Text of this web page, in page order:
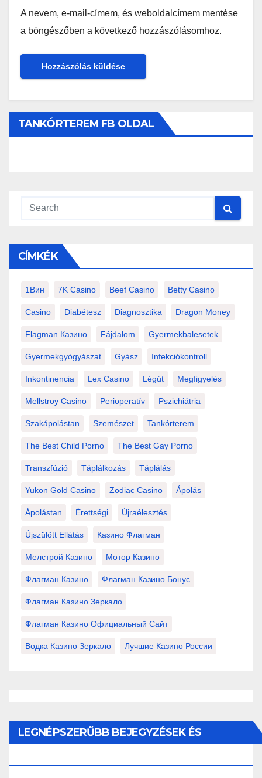
A nevem, e-mail-címem, és weboldalcímem mentése
a böngészőben a következő hozzászólásomhoz.
TANKÓRTEREM FB OLDAL
CÍMKÉK
1Вин 7K Casino Beef Casino Betty Casino
Casino Diabétesz Diagnosztika Dragon Money
Flagman Казино Fájdalom Gyermekbalesetek
Gyermekgyógyászat Gyász Infekciókontroll
Inkontinencia Lex Casino Légút Megfigyelés
Mellstroy Casino Perioperatív Pszichiátria
Szakápolástan Szemészet Tankórterem
The Best Child Porno The Best Gay Porno
Transzfúzió Táplálkozás Táplálás
Yukon Gold Casino Zodiac Casino Ápolás
Ápolástan Érettségi Újraélesztés
Újszülött Ellátás Казино Флагман
Мелстрой Казино Мотор Казино
Флагман Казино Флагман Казино Бонус
Флагман Казино Зеркало
Флагман Казино Официальный Сайт
Водка Казино Зеркало Лучшие Казино России
LEGNÉPSZERŰBB BEJEGYZÉSEK ÉS